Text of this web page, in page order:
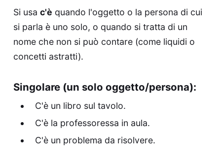
Si usa c'è quando l'oggetto o la persona di cui
si parla è uno solo, o quando si tratta di un
nome che non si può contare (come liquidi o
concetti astratti).
Singolare (un solo oggetto/persona):
C'è un libro sul tavolo.
C'è la professoressa in aula.
C'è un problema da risolvere.